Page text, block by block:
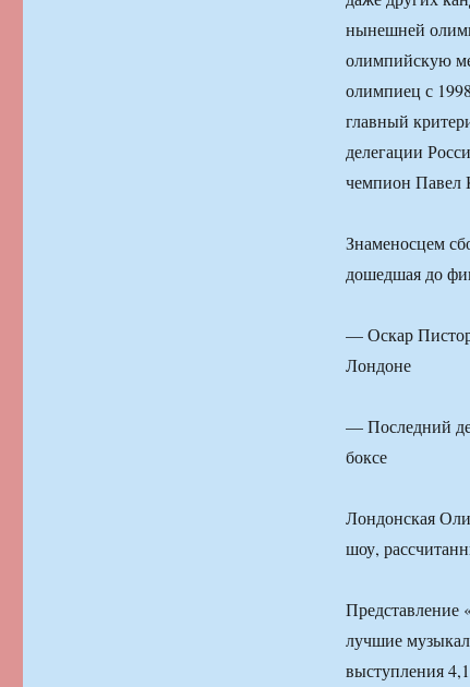
нынешней
олимпийскую
олимпиец с
главный
делегации
чемпион Павел
Знаменосцем
дошедшая до
— Оскар
Лондоне
— Последний
боксе
Лондонская
шоу,
Представление
лучшие
выступления